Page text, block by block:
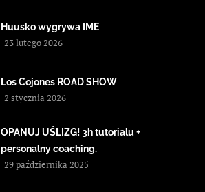
Huusko wygrywa IME
23 lutego 2026
Los Cojones ROAD SHOW
2 stycznia 2026
OPANUJ UŚLIZG! 3h tutorialu +
personalny coaching.
29 października 2025